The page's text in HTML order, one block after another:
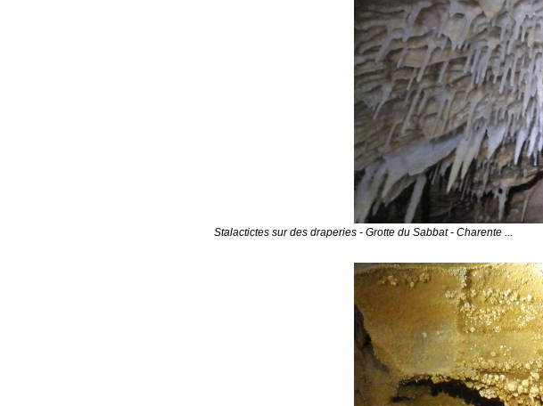
Stalactictes sur des draperies - Grotte du Sabbat - Charente ...